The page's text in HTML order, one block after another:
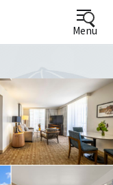
Menu